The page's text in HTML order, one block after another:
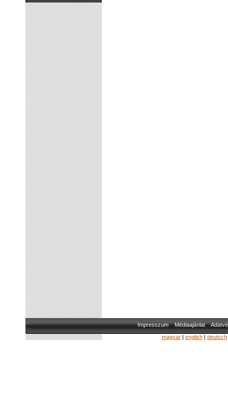
Impresszum Médiaajánlat
magyar| english| deutsch